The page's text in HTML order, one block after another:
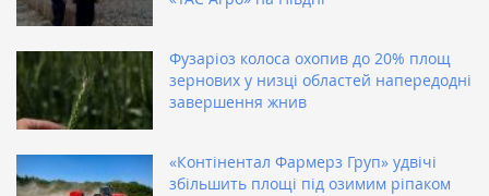
Фузаріоз колоса охопив до 20% площ
зернових у низці областей напередодні
завершення жнив
«Контінентал Фармерз Груп» удвічі
збільшить площі під озимим ріпаком